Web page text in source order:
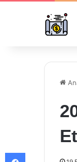
Facebook